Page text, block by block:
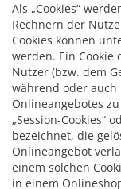
Als „Cookies“
Rechnern der
Cookies können
werden. Ein
Nutzer (bzw. dem
während oder auch
Onlineangebotes
„Session-Cookies“
bezeichnet, die
Onlineangebot
einem solchen
in einem